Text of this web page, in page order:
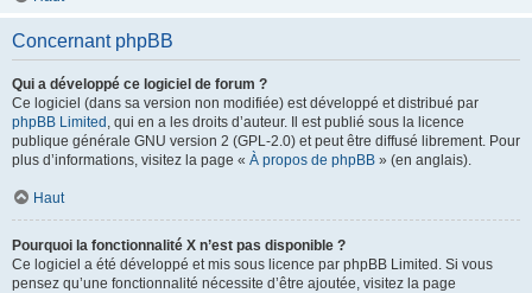
Concernant phpBB
Qui a développé ce logiciel de forum ?
Ce logiciel (dans sa version non modifiée) est développé et distribué par
phpBB Limited , qui en a les droits d’auteur. Il est publié sous la licence
publique générale GNU version 2 (GPL-2.0) et peut être diffusé librement. Pour
plus d’informations, visitez la page « À propos de phpBB » (en anglais).
Haut
Pourquoi la fonctionnalité X n’est pas disponible ?
Ce logiciel a été développé et mis sous licence par phpBB Limited. Si vous
pensez qu’une fonctionnalité nécessite d’être ajoutée, visitez la page